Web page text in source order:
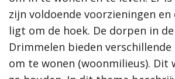
Proces
Hoe werkt de website?
Rol van de gemeente
Contact
zijn voldoende voorzieningen en
ligt om de hoek. De dorpen in
Drimmelen bieden verschillende
om te wonen (woonmilieus). Dit
zijn voldoende voorzieningen en
ligt om de hoek. De dorpen in
Drimmelen bieden verschillende
om te wonen (woonmilieus). Dit